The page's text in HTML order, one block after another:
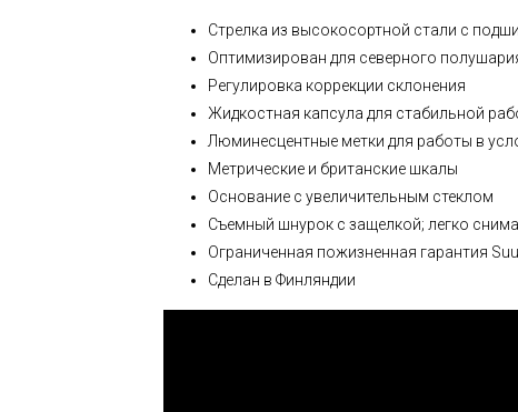
Стрелка из высокосортной стали с
Оптимизирован для северного
Регулировка коррекции склонения
Жидкостная капсула для стабильной
Люминесцентные метки для работы в
Метрические и британские шкалы
Основание с увеличительным стеклом
Съемный шнурок с защелкой; легко
Ограниченная пожизненная гарантия
Сделан в Финляндии